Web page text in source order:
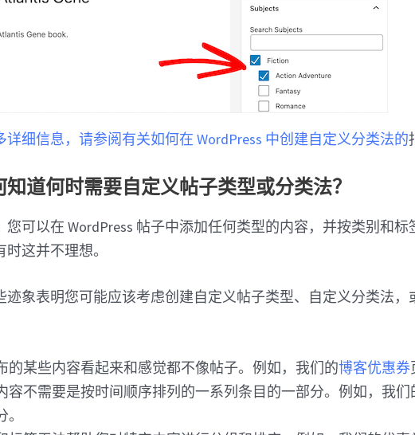
详细信息，请参阅有关如何在 WordPress 中创建自定义分类法的
知道何时需要自定义帖子类型或分类法？
您可以在 WordPress 帖子中添加任何类型的内容，并按类别和
时这并不理想。
迹象表明您可能应该考虑创建自定义帖子类型、自定义分类法，
的某些内容看起来和感觉都不像帖子。例如，我们的博客优惠券
容不需要是按时间顺序排列的一系列条目的一部分。例如，我们
。